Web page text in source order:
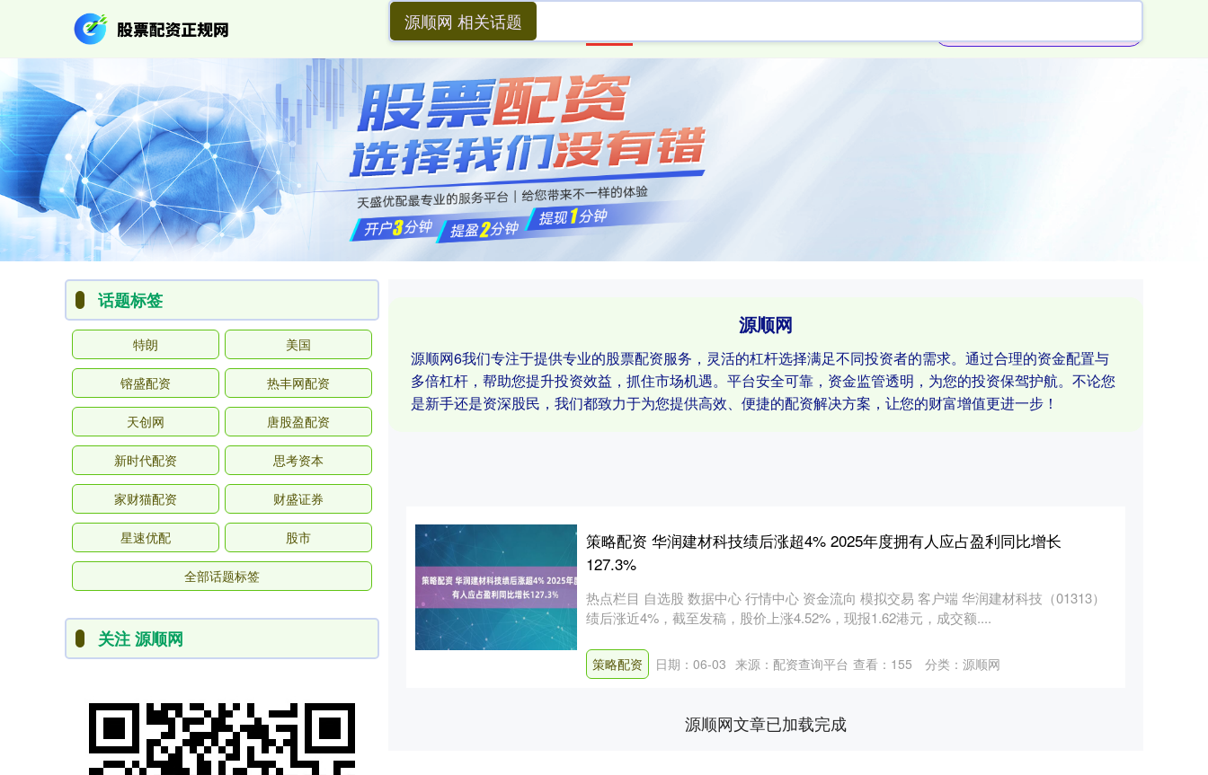
源顺网
源顺网6我们专注于提供专业的股票配资服务，灵活的杠杆选择满足不同投资者的需求。通过合理的资金配置与
多倍杠杆，帮助您提升投资效益，抓住市场机遇。平台安全可靠，资金监管透明，为您的投资保驾护航。不论您
是新手还是资深股民，我们都致力于为您提供高效、便捷的配资解决方案，让您的财富增值更进一步！
源顺网 相关话题
策略配资 华润建材科技绩后涨超4% 2025年度拥有人应占盈利同比增长
127.3%
热点栏目 自选股 数据中心 行情中心 资金流向 模拟交易 客户端 华润建材科技（01313）
绩后涨近4%，截至发稿，股价上涨4.52%，现报1.62港元，成交额....
策略配资 日期：06-03 来源：配资查询平台 查看： 155 分类： 源顺网
源顺网文章已加载完成
话题标签
特朗 美国
镕盛配资 热丰网配资
天创网 唐股盈配资
新时代配资 思考资本
家财猫配资 财盛证券
星速优配 股市
全部话题标签
关注 源顺网